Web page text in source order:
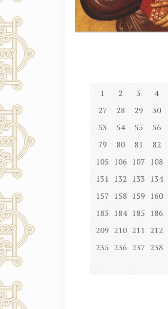
1 2 3 4
27
28 29 30
53
54 55 56
79
80 81 82
105 106 107 108
131
132 133 134
157 158 159 160
183 184 185 186
209 210 211 212
235 236 237 238